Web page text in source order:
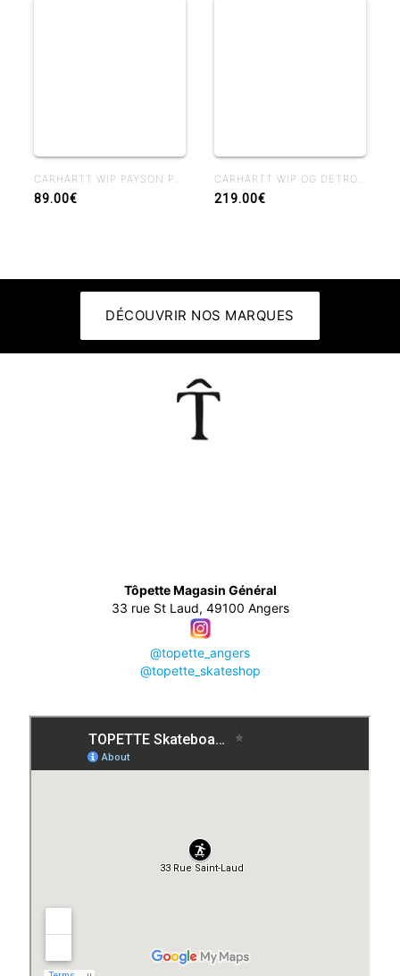
CARHARTT WIP PAYSON PANT BLUE RIGID
89.00€
CARHARTT WIP OG DETROIT JACKET WIP H BROWN / TOBACCO RIGID
219.00€
DÉCOUVRIR NOS MARQUES
Tôpette Magasin Général
33 rue St Laud, 49100 Angers
@topette_angers
@topette_skateshop